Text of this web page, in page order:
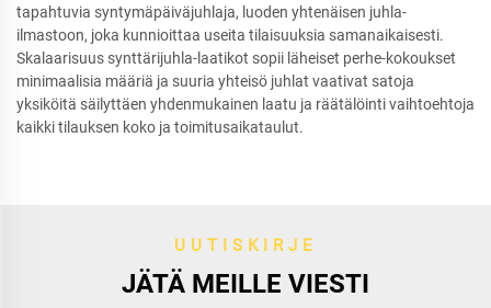
tapahtuvia syntymäpäiväjuhlaja, luoden yhtenäisen juhla-
ilmastoon, joka kunnioittaa useita tilaisuuksia samanaikaisesti.
Skalaarisuus synttärijuhla-laatikot sopii läheiset perhe-kokoukset
minimaalisia määriä ja suuria yhteisö juhlat vaativat satoja
yksiköitä säilyttäen yhdenmukainen laatu ja räätälöinti vaihtoehtoja
kaikki tilauksen koko ja toimitusaikataulut.
UUTISKIRJE
JÄTÄ MEILLE VIESTI